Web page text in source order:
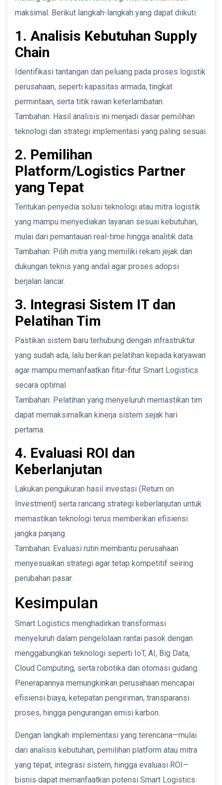
maksimal. Berikut langkah-langkah yang dapat diikuti:
1. Analisis Kebutuhan Supply
Chain
Identifikasi tantangan dan peluang pada proses logistik
perusahaan, seperti kapasitas armada, tingkat
permintaan, serta titik rawan keterlambatan.
Tambahan: Hasil analisis ini menjadi dasar pemilihan
teknologi dan strategi implementasi yang paling sesuai.
2. Pemilihan
Platform/Logistics Partner
yang Tepat
Tentukan penyedia solusi teknologi atau mitra logistik
yang mampu menyediakan layanan sesuai kebutuhan,
mulai dari pemantauan real-time hingga analitik data.
Tambahan: Pilih mitra yang memiliki rekam jejak dan
dukungan teknis yang andal agar proses adopsi
berjalan lancar.
3. Integrasi Sistem IT dan
Pelatihan Tim
Pastikan sistem baru terhubung dengan infrastruktur
yang sudah ada, lalu berikan pelatihan kepada karyawan
agar mampu memanfaatkan fitur-fitur Smart Logistics
secara optimal.
Tambahan: Pelatihan yang menyeluruh memastikan tim
dapat memaksimalkan kinerja sistem sejak hari
pertama.
4. Evaluasi ROI dan
Keberlanjutan
Lakukan pengukuran hasil investasi (Return on
Investment) serta rancang strategi keberlanjutan untuk
memastikan teknologi terus memberikan efisiensi
jangka panjang.
Tambahan: Evaluasi rutin membantu perusahaan
menyesuaikan strategi agar tetap kompetitif seiring
perubahan pasar.
Kesimpulan
Smart Logistics menghadirkan transformasi
menyeluruh dalam pengelolaan rantai pasok dengan
menggabungkan teknologi seperti IoT, AI, Big Data,
Cloud Computing, serta robotika dan otomasi gudang.
Penerapannya memungkinkan perusahaan mencapai
efisiensi biaya, ketepatan pengiriman, transparansi
proses, hingga pengurangan emisi karbon.
Dengan langkah implementasi yang terencana—mulai
dari analisis kebutuhan, pemilihan platform atau mitra
yang tepat, integrasi sistem, hingga evaluasi ROI—
bisnis dapat memanfaatkan potensi Smart Logistics